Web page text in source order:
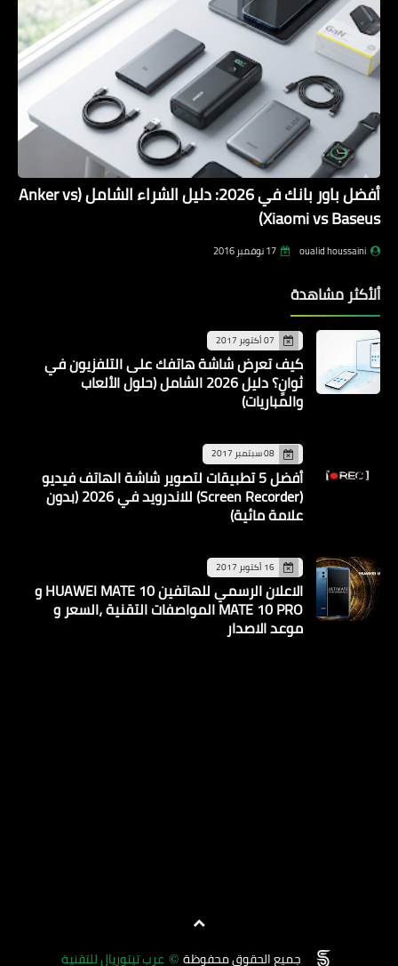
أفضل باور بانك في 2026: دليل الشراء الشامل (Anker vs
Xiaomi vs Baseus)
oualid houssaini 17 نوفمبر 2016
ألأكثر مشاهدة
07 أكتوبر 2017
كيف تعرض شاشة هاتفك على التلفزيون في
ثوانٍ؟ دليل 2026 الشامل (حلول الألعاب
والمباريات)
08 سبتمبر 2017
أفضل 5 تطبيقات لتصوير شاشة الهاتف فيديو
(Screen Recorder) للاندرويد في 2026 (بدون
علامة مائية)
16 أكتوبر 2017
الاعلان الرسمي للهاتفين HUAWEI MATE 10 و
MATE 10 PRO المواصفات التقنية ،السعر و
موعد الاصدار
جميع الحقوق محفوظة © عرب تيتوريال للتقنية